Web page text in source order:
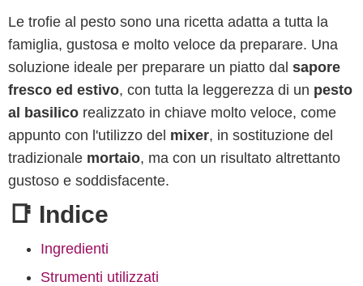
Le trofie al pesto sono una ricetta adatta a tutta la
famiglia, gustosa e molto veloce da preparare. Una
soluzione ideale per preparare un piatto dal sapore
fresco ed estivo, con tutta la leggerezza di un pesto
al basilico realizzato in chiave molto veloce, come
appunto con l'utilizzo del mixer, in sostituzione del
tradizionale mortaio, ma con un risultato altrettanto
gustoso e soddisfacente.
📑 Indice
Ingredienti
Strumenti utilizzati